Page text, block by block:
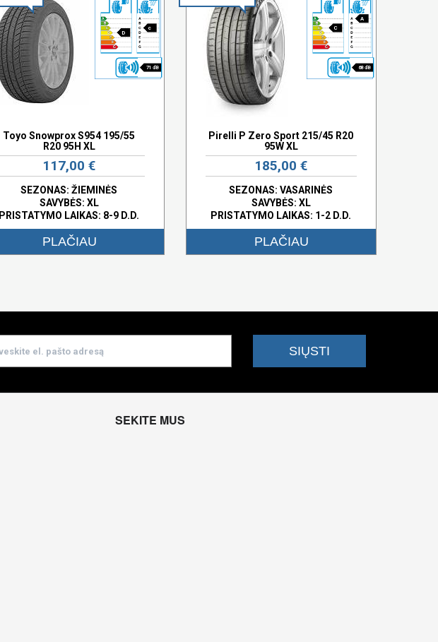
D
c
71 dB
Toyo Snowprox S954 195/55
R20 95H XL
117,00 €
SEZONAS: ŽIEMINĖS
SAVYBĖS: XL
PRISTATYMO LAIKAS: 8-9 D.D.
PLAČIAU
C
A
68 dB
Pirelli P Zero Sport 215/45 R20
95W XL
185,00 €
SEZONAS: VASARINĖS
SAVYBĖS: XL
PRISTATYMO LAIKAS: 1-2 D.D.
PLAČIAU
SEKITE MUS